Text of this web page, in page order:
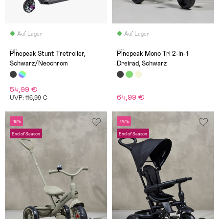
Auf Lager
(3)
Pinepeak Stunt Tretroller,
Schwarz/Neochrom
54,99 €
UVP: 116,99 €
Auf Lager
(2)
Pinepeak Mono Tri 2-in-1
Dreirad, Schwarz
64,99 €
-16%
End of Season
-25%
End of Season